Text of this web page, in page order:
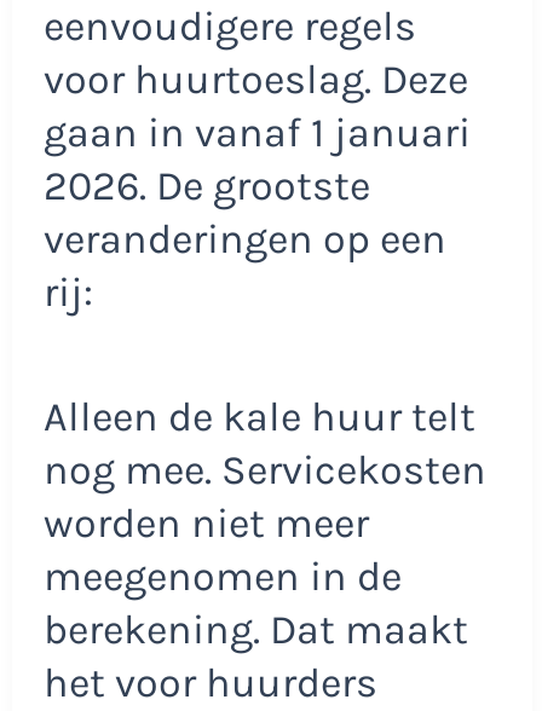
eenvoudigere regels
voor huurtoeslag. Deze
gaan in vanaf 1 januari
2026. De grootste
veranderingen op een
rij:
Alleen de kale huur telt
nog mee. Servicekosten
worden niet meer
meegenomen in de
berekening. Dat maakt
het voor huurders